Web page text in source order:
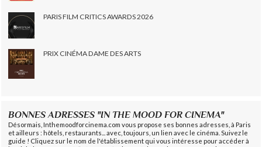
PARIS FILM CRITICS AWARDS 2026
PRIX CINÉMA DAME DES ARTS
BONNES ADRESSES "IN THE MOOD FOR CINEMA"
Désormais, Inthemoodforcinema.com vous propose ses bonnes adresses, à Paris
et ailleurs : hôtels, restaurants... avec, toujours, un lien avec le cinéma. Suivez le
guide ! Cliquez sur le nom de l'établissement qui vous intéresse pour accéder à